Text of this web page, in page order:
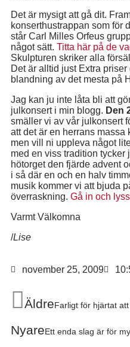
Det är mysigt att gå dit.
konserthustrappan som för
står Carl Milles Orfeus
något sätt. Titta här på de
Skulpturen skriker alla
Det är alltid just Extra
blandning av det mesta på
Jag kan ju inte låta bli att
julkonsert i min blogg. Den
smäller vi av vår julkonsert
att det är en herrans massa
men vill ni uppleva något
med en viss tradition tycker
hötorget den fjärde advent
i så där en och en halv
musik kommer vi att bjuda
överraskning. Gå in och
Varmt Välkomna
/Lise
november 25, 2009
ÄldreFarligt för hjärtat
NyareEtt enda slag är för